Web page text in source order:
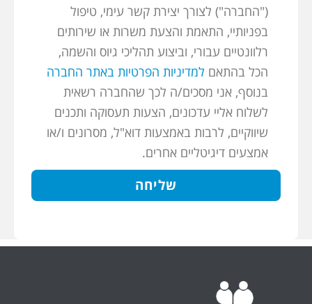
("החברה") לצורך יצירת קשר עימי, טיפול
בפניותיי, התאמת והצעת משרות או שירותים
רלוונטיים עבורי, וביצוע תהליכי גיוס והשמה,
הכל בהתאם למדיניות הפרטיות באתר החברה
בנוסף, אני מסכים/ה לכך שהחברה רשאית
לשלוח אליי עדכונים, הצעות תעסוקה ותכנים
שיווקיים, לרבות באמצעות דוא"ל, מסרונים ו/או
אמצעים דיגיטליים אחרים.